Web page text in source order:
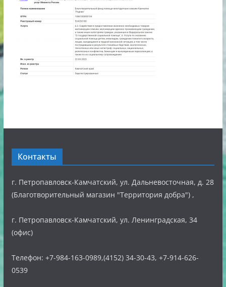
Контакты
г. Петропавловск-Камчатский, ул. Дальневосточная, д. 28
(Благотворительный магазин "Территория добра") ,
г. Петропавловск-Камчатский, ул. Ленинградская, 34
(офис)
Телефон: +7-984-163-0989,(4152) 34-30-43, +7-914-626-
0539